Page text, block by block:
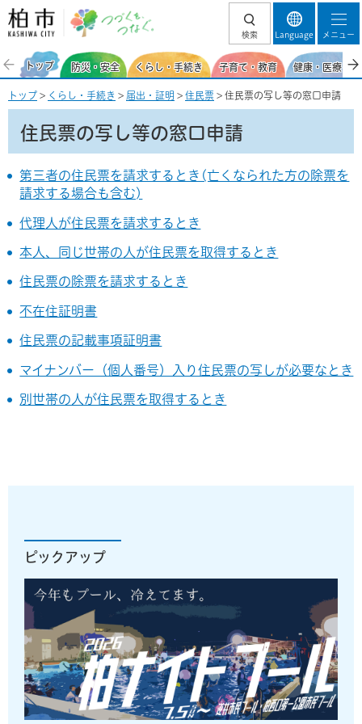
柏市 つづくを、
検索 Language メニュー
トップ 防災・安全 くらし・手続き 子育て・教育 健康・医療・
トップ > くらし・手続き > 届出・証明 > 住民票 > 住民票の写し等の窓口申請
住民票の写し等の窓口申請
第三者の住民票を請求するとき(亡くなられた方の除票を
請求する場合も含む)
代理人が住民票を請求するとき
本人、同じ世帯の人が住民票を取得するとき
住民票の除票を請求するとき
不在住証明書
住民票の記載事項証明書
マイナンバー（個人番号）入り住民票の写しが必要なとき
別世帯の人が住民票を取得するとき
ピックアップ